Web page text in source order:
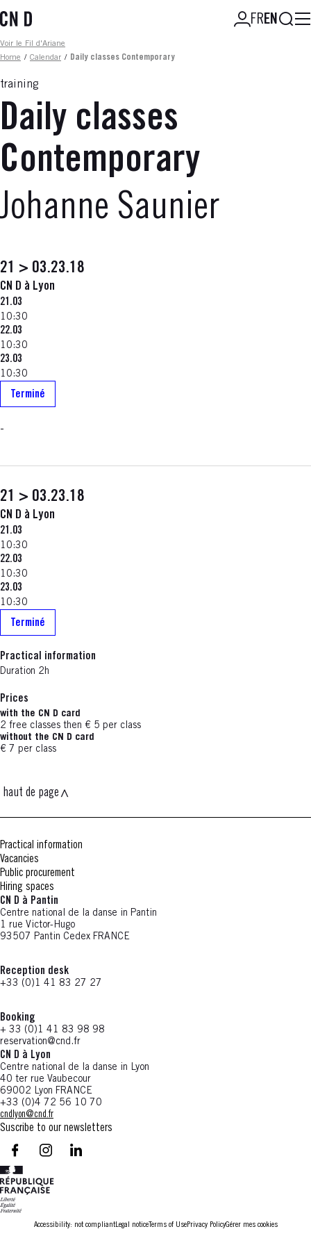
to
content
FREN
Fil d'ariane
Voir le Fil d'Ariane
Home / Calendar / Daily classes Contemporary
training
Daily classes
Contemporary
Johanne Saunier
21 > 03.23.18
CN D à Lyon
21.03
10:30
22.03
10:30
23.03
10:30
Terminé
-
21 > 03.23.18
CN D à Lyon
21.03
10:30
22.03
10:30
23.03
10:30
Terminé
Practical information
Duration 2h
Prices
with the CN D card
2 free classes then € 5 per class
without the CN D card
€ 7 per class
haut de page
Practical information
Vacancies
Public procurement
Hiring spaces
CN D à Pantin
Centre national de la danse in Pantin
1 rue Victor-Hugo
93507 Pantin Cedex FRANCE
Reception desk
+33 (0)1 41 83 27 27
Booking
+ 33 (0)1 41 83 98 98
reservation@cnd.fr
CN D à Lyon
Centre national de la danse in Lyon
40 ter rue Vaubecour
69002 Lyon FRANCE
+33 (0)4 72 56 10 70
cndlyon@cnd.fr
Suscribe to our newsletters
facebook - CN D - Nouvelle fenêtre
instagram - CN D - Nouvelle fenêtre
LinkedIn - CN D - Nouvelle fenêtre
Accessibility: not compliantLegal noticeTerms of UsePrivacy PolicyGérer mes cookies